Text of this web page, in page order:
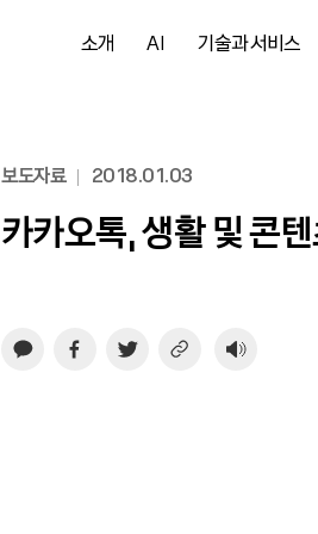
소개 AI 기술과 서비스
보도자료 2018.01.03
카카오톡, 생활 및 콘